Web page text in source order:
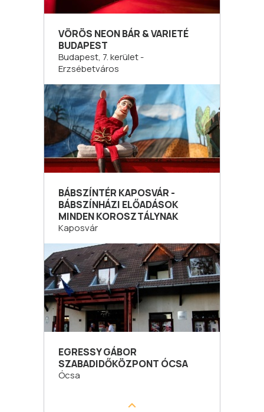
VÖRÖS NEON BÁR & VARIETÉ
BUDAPEST
Budapest, 7. kerület -
Erzsébetváros
BÁBSZÍNTÉR KAPOSVÁR -
BÁBSZÍNHÁZI ELŐADÁSOK
MINDEN KOROSZTÁLYNAK
Kaposvár
EGRESSY GÁBOR
SZABADIDŐKÖZPONT ÓCSA
Ócsa